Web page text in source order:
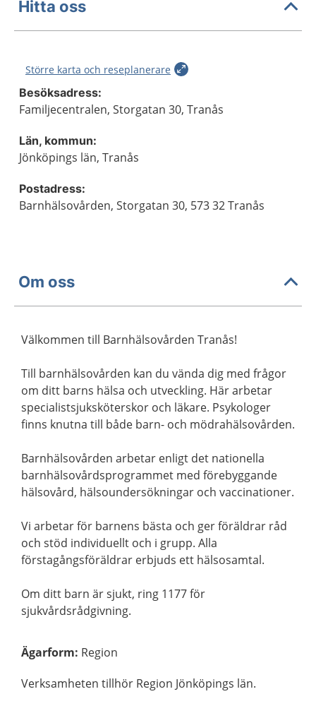
Hitta oss
Större karta och reseplanerare
Besöksadress:
Familjecentralen, Storgatan 30, Tranås
Län, kommun:
Jönköpings län, Tranås
Postadress:
Barnhälsovården, Storgatan 30, 573 32 Tranås
Om oss
Välkommen till Barnhälsovården Tranås!
Till barnhälsovården kan du vända dig med frågor
om ditt barns hälsa och utveckling. Här arbetar
specialistsjuksköterskor och läkare. Psykologer
finns knutna till både barn- och mödrahälsovården.
Barnhälsovården arbetar enligt det nationella
barnhälsovårdsprogrammet med förebyggande
hälsovård, hälsoundersökningar och vaccinationer.
Vi arbetar för barnens bästa och ger föräldrar råd
och stöd individuellt och i grupp. Alla
förstagångsföräldrar erbjuds ett hälsosamtal.
Om ditt barn är sjukt, ring 1177 för
sjukvårdsrådgivning.
Ägarform: Region
Verksamheten tillhör Region Jönköpings län.